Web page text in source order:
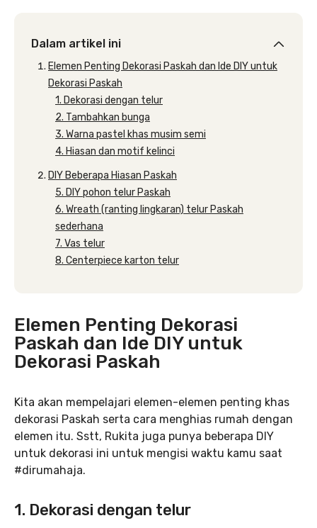
Dalam artikel ini
Elemen Penting Dekorasi Paskah dan Ide DIY untuk
Dekorasi Paskah
1. Dekorasi dengan telur
2. Tambahkan bunga
3. Warna pastel khas musim semi
4. Hiasan dan motif kelinci
DIY Beberapa Hiasan Paskah
5. DIY pohon telur Paskah
6. Wreath (ranting lingkaran) telur Paskah
sederhana
7. Vas telur
8. Centerpiece karton telur
Elemen Penting Dekorasi
Paskah dan Ide DIY untuk
Dekorasi Paskah
Kita akan mempelajari elemen-elemen penting khas
dekorasi Paskah serta cara menghias rumah dengan
elemen itu. Sstt, Rukita juga punya beberapa DIY
untuk dekorasi ini untuk mengisi waktu kamu saat
#dirumahaja.
1. Dekorasi dengan telur